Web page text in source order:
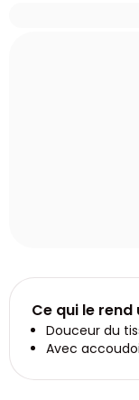
Ce qui le rend
Douceur du
Avec